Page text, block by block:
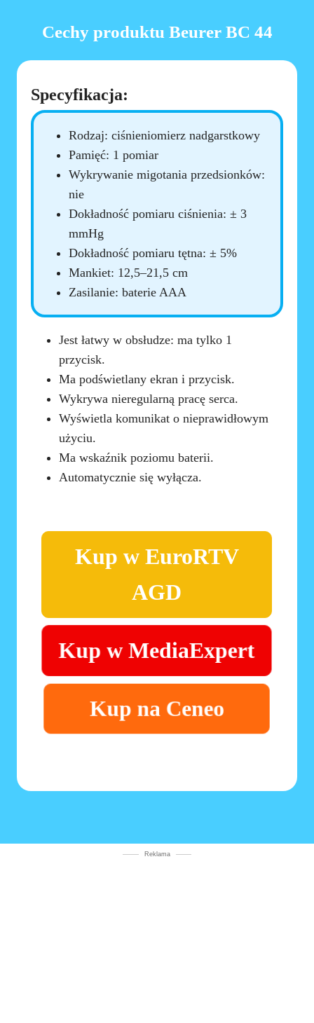
Cechy produktu Beurer BC 44
Specyfikacja:
Rodzaj: ciśnieniomierz nadgarstkowy
Pamięć: 1 pomiar
Wykrywanie migotania przedsionków:
nie
Dokładność pomiaru ciśnienia: ± 3
mmHg
Dokładność pomiaru tętna: ± 5%
Mankiet: 12,5–21,5 cm
Zasilanie: baterie AAA
Jest łatwy w obsłudze: ma tylko 1
przycisk.
Ma podświetlany ekran i przycisk.
Wykrywa nieregularną pracę serca.
Wyświetla komunikat o nieprawidłowym
użyciu.
Ma wskaźnik poziomu baterii.
Automatycznie się wyłącza.
Kup w EuroRTV
AGD
Kup w MediaExpert
Kup na Ceneo
Reklama